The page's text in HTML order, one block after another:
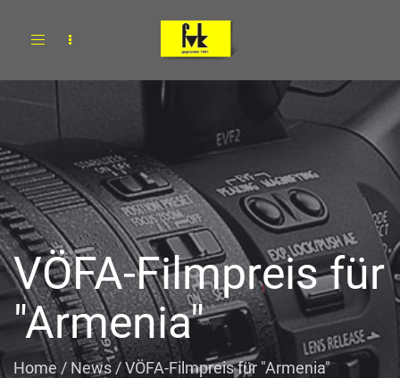
Toggle
VÖFA-Filmpreis für
"Armenia"
Home / News /VÖFA-Filmpreis für "Armenia"